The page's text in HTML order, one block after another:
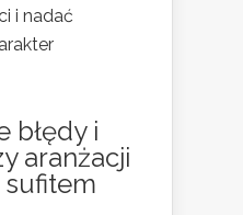
i nadać
błędy i
aranżacji